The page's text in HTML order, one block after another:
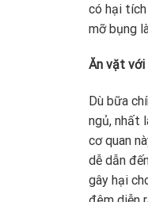
có hại
mỡ bụng
Ăn vặt với
Dù bữa
ngủ, nhất
cơ quan
dễ dẫn
gây hại